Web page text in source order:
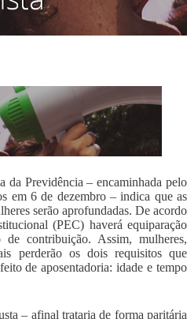
da Previdência – encaminhada pelo
em 6 de dezembro – indica que as
serão aprofundadas. De acordo
(PEC) haverá equiparação
contribuição. Assim, mulheres,
perderão os dois requisitos que
de aposentadoria: idade e tempo
– afinal trataria de forma paritária